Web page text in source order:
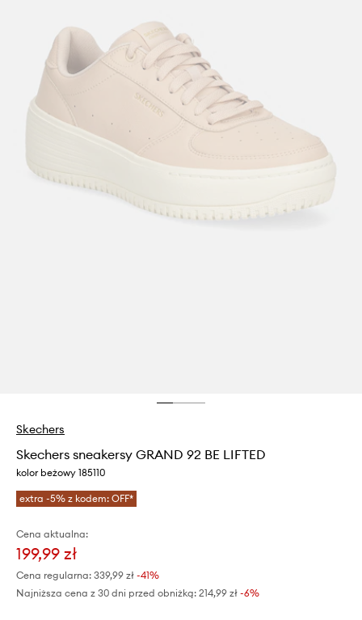
Skechers
Skechers sneakersy GRAND 92 BE LIFTED
kolor beżowy 185110
extra -5% z kodem: OFF*
Cena aktualna:
199,99 zł
Cena regularna: 339,99 zł -41%
Najniższa cena z 30 dni przed obniżką: 214,99 zł -6%